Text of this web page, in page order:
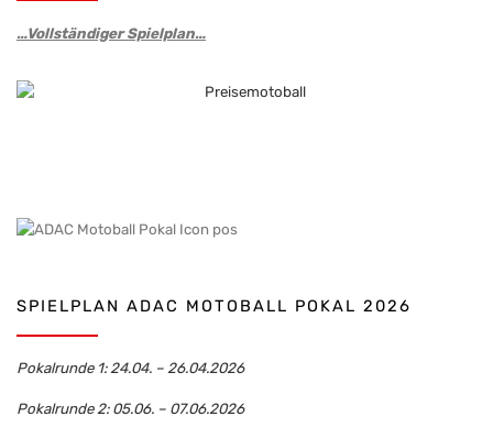
…Vollständiger Spielplan…
SPIELPLAN ADAC MOTOBALL POKAL 2026
Pokalrunde 1: 24.04. – 26.04.2026
Pokalrunde 2: 05.06. – 07.06.2026